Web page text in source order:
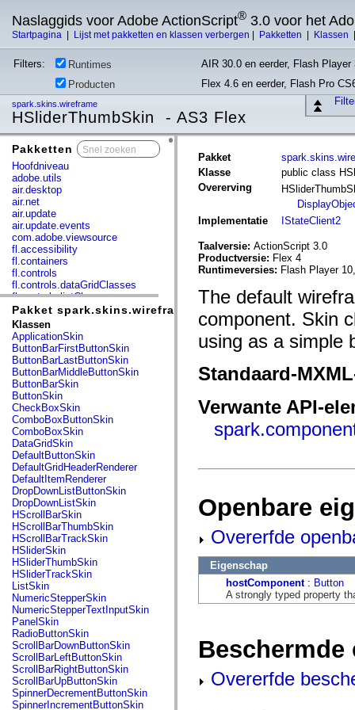
Naslaggids voor Adobe ActionScript® 3.0 voor het
Startpagina Lijst met pakketten en klassen verbergen Pakketten Klassen
Filters: Runtimes
AIR 30.0 en eerder, Flash
Producten
Flex 4.6 en eerder, Flash Pro
spark.skins.wireframe
HSliderThumbSkin - AS3 Flex
Pakketten
Hoofdniveau
adobe.utils
air.desktop
air.net
air.update
air.update.events
com.adobe.viewsource
fl.accessibility
fl.containers
fl.controls
fl.controls.dataGridClasses
fl.controls.listClasses
fl.controls.progressBarClasses
fl.core
fl.data
fl.display
fl.events
fl.ik
fl.lang
fl.livepreview
fl.managers
fl.motion
fl.motion.easing
fl.rsl
fl.text
fl.transitions
fl.transitions.easing
fl.video
flash.accessibility
flash.concurrent
flash.crypto
flash.data
flash.desktop
flash.display
flash.display3D
flash.display3D.textures
flash.errors
flash.events
flash.external
flash.filesystem
flash.filters
flash.geom
flash.globalization
flash.html
flash.media
flash.net
Pakket spark.skins.wireframe
Klassen
ApplicationSkin
ButtonBarFirstButtonSkin
ButtonBarLastButtonSkin
ButtonBarMiddleButtonSkin
ButtonBarSkin
ButtonSkin
CheckBoxSkin
ComboBoxButtonSkin
ComboBoxSkin
DataGridSkin
DefaultButtonSkin
DefaultGridHeaderRenderer
DefaultItemRenderer
DropDownListButtonSkin
DropDownListSkin
HScrollBarSkin
HScrollBarThumbSkin
HScrollBarTrackSkin
HSliderSkin
HSliderThumbSkin
HSliderTrackSkin
ListSkin
NumericStepperSkin
NumericStepperTextInputSkin
PanelSkin
RadioButtonSkin
ScrollBarDownButtonSkin
ScrollBarLeftButtonSkin
ScrollBarRightButtonSkin
ScrollBarUpButtonSkin
SpinnerDecrementButtonSkin
SpinnerIncrementButtonSkin
Pakket
Klasse
public class
Overerving
Implementatie
IStateClient2
Taalversie: ActionScript 3.0
Productversie: Flex 4
Runtimeversies: Flash Player
The default
component. Skin
using as a simple
Standaard-
Verwante API-
Openbare
Overerfde
Eigenschap
hostComponent: Button
A strongly typed property
Beschermde
Overerfde